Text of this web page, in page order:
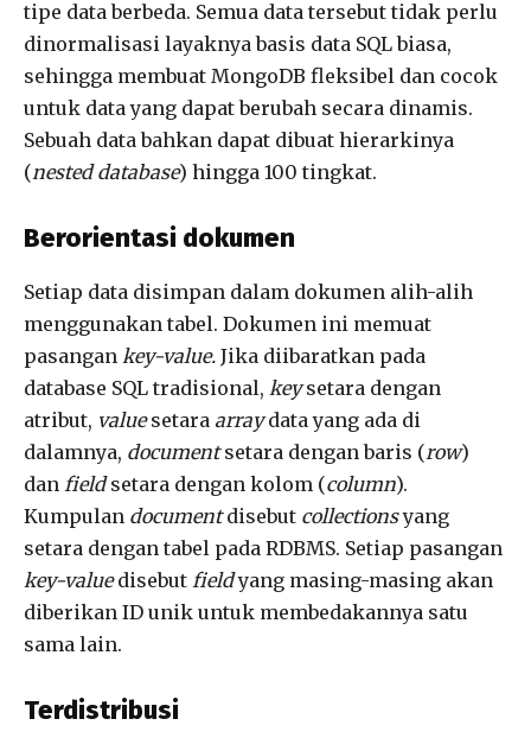
tipe data berbeda. Semua data tersebut tidak perlu
dinormalisasi layaknya basis data SQL biasa,
sehingga membuat MongoDB fleksibel dan cocok
untuk data yang dapat berubah secara dinamis.
Sebuah data bahkan dapat dibuat hierarkinya
(nested database) hingga 100 tingkat.
Berorientasi dokumen
Setiap data disimpan dalam dokumen alih-alih
menggunakan tabel. Dokumen ini memuat
pasangan key-value. Jika diibaratkan pada
database SQL tradisional, keysetara dengan
atribut, valuesetara arraydata yang ada di
dalamnya, documentsetara dengan baris (row)
dan fieldsetara dengan kolom (column).
Kumpulan documentdisebut collectionsyang
setara dengan tabel pada RDBMS. Setiap pasangan
key-valuedisebut fieldyang masing-masing akan
diberikan ID unik untuk membedakannya satu
sama lain.
Terdistribusi